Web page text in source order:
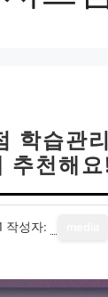
학습관
추천해요
작성자: